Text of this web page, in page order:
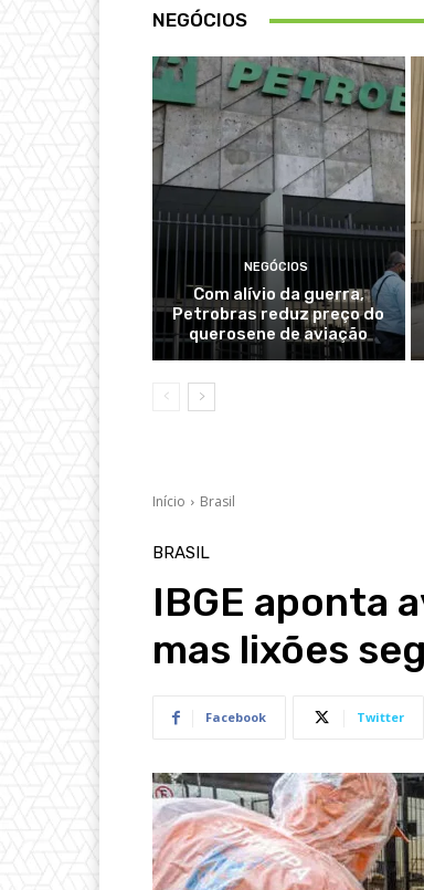
NEGÓCIOS
NEGÓCIOS
Com alívio da guerra,
Petrobras reduz preço do
querosene de aviação